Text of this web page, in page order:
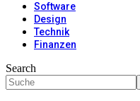
Software
Design
Technik
Finanzen
Search